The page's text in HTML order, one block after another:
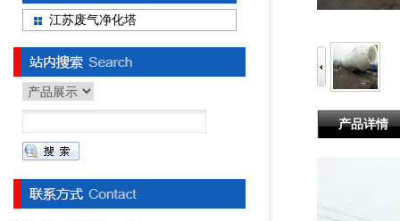
产品详情
江苏废气净化塔